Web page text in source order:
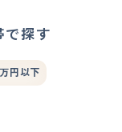
で探す
円以下